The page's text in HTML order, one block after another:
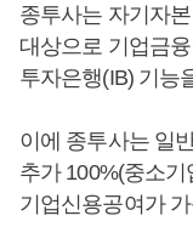
종투사는 자기자
대상으로 기업금
투자은행(IB) 기능
이에 ​​​​​​종투사는 일
추가 100%(중소기
기업신용공여가